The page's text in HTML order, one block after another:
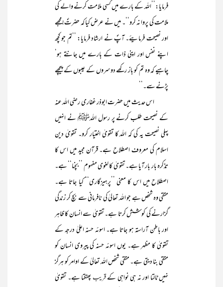
فرمایا:’’اللہ کے بارے میں کسی ملامت کرنے والے کی
ملامت کی پروا نہ کرو‘‘۔ میں نے عرض کیا کہ حضرتؐ! مجھے
اور نصیحت فرمایئے۔ آپؐ نے ارشاد فرمایا: ’’تم جو کچھ
اپنے نفس اور اپنی ذات کے بارے میں جانتے ہو‘
چاہیے کہ وہ تم کو باز رکھے دوسروں کے عیبوں کے پیچھے
پڑنے سے۔‘‘
اس حدیث میں حضرت ابوذر غفاری رضی اللہ عنہ
کے نصیحت طلب کرنے پر رسول اللہﷺ نے انہیں
پہلی نصیحت یہ کی کہ اللہ کا تقویٰ اختیار کرو۔ تقویٰ دین
اسلام کی معروف اصطلاح ہے۔ قرآن مجید میں اس کا
تذکرہ بار بار آیا ہے۔ تقویٰ کا لغوی مفہوم ’’بچنا‘‘ ہے۔
اصطلاح میں اس کا معنی ’’پرہیزگاری‘‘ کیا جاتا ہے۔
متقی وہ شخص ہے جو اللہ تعالیٰ کی نافرمانی سے بچ کر زندگی
گزارنے کی کوشش کرتا ہے۔ تقویٰ سے انسان کا ظاہر
اور باطن آراستہ ہو جاتا ہے۔ اسوئہ حسنہ اعلیٰ درجہ کے
تقویٰ کا مظہر ہے۔ یوں اسوئہ حسنہ کی پیروی انسان کو
متقی بنا دیتی ہے۔ متقی شخص اللہ تعالیٰ کے اوامر کو ہرگز
نہیں ٹالتا اور نہ ہی نواہی کےقریبپھٹکتا ہے۔ تقویٰ